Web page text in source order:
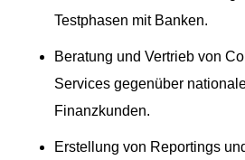
Testphasen mit Banken.
Beratung und Vertrieb von
Services gegenüber
Finanzkunden.
Erstellung von Reportings